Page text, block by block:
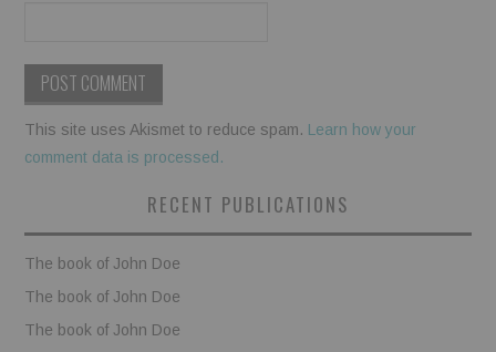
This site uses Akismet to reduce spam. Learn how your
comment data is processed.
RECENT PUBLICATIONS
The book of John Doe
The book of John Doe
The book of John Doe